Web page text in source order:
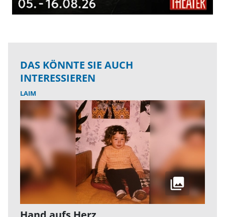
DAS KÖNNTE SIE AUCH
INTERESSIEREN
LAIM